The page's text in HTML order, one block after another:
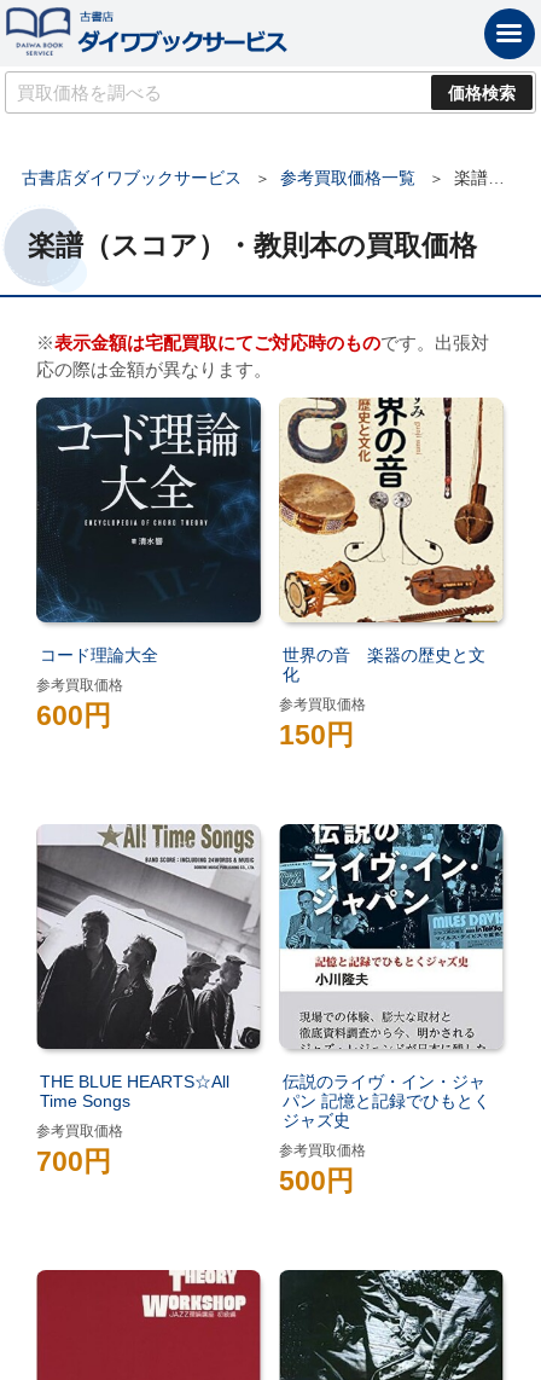
古書店ダイワブックサービス 参考買取価格一覧 楽譜（スコア）・教則本の買取価格
楽譜（スコア）・教則本の買取価格
※表示金額は宅配買取にてご対応時のものです。出張対
応の際は金額が異なります。
コード理論大全
参考買取価格
600円
世界の音 楽器の歴史と文
化
参考買取価格
150円
THE BLUE HEARTS☆All
Time Songs
参考買取価格
700円
伝説のライヴ・イン・ジャ
パン 記憶と記録でひもとく
ジャズ史
参考買取価格
500円